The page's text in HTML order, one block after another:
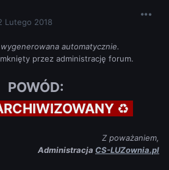
Lutego 2018
automatycznie.
przez administrację forum.
POWÓD:
♻
Z poważaniem,
Administracja CS-LUZownia.pl